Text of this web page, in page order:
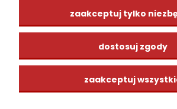
ZAKUPY
CENTRUM WIEDZY
zaakceptuj tylko
dostosuj zgody
zaakceptuj